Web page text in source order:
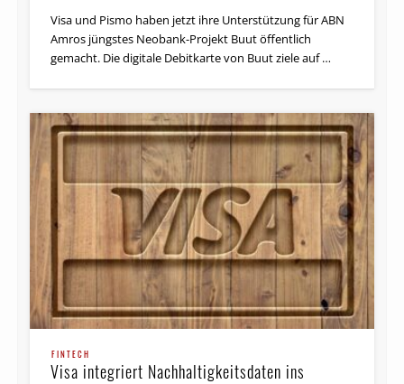
Visa und Pismo haben jetzt ihre Unterstützung für ABN
Amros jüngstes Neobank-Projekt Buut öffentlich
gemacht. Die digitale Debitkarte von Buut ziele auf …
FINTECH
Visa integriert Nachhaltigkeitsdaten ins